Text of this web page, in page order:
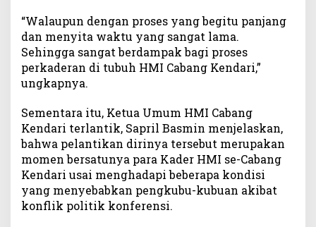
“Walaupun dengan proses yang begitu panjang
dan menyita waktu yang sangat lama.
Sehingga sangat berdampak bagi proses
perkaderan di tubuh HMI Cabang Kendari,”
ungkapnya.
Sementara itu, Ketua Umum HMI Cabang
Kendari terlantik, Sapril Basmin menjelaskan,
bahwa pelantikan dirinya tersebut merupakan
momen bersatunya para Kader HMI se-Cabang
Kendari usai menghadapi beberapa kondisi
yang menyebabkan pengkubu-kubuan akibat
konflik politik konferensi.